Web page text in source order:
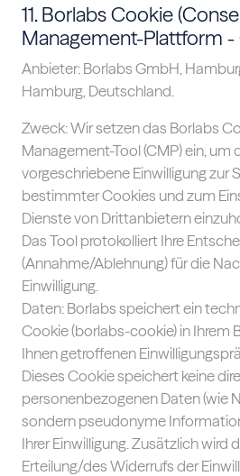
11. Borlabs Cookie
Management-Plattform -
Anbieter: Borlabs GmbH,
Hamburg, Deutschland.
Zweck: Wir setzen das Borlabs
Management-Tool (CMP) ein, um
vorgeschriebene Einwilligung zur
bestimmter Cookies und zum
Dienste von Drittanbietern
Das Tool protokolliert Ihre
(Annahme/Ablehnung) für die
Einwilligung.
Daten: Borlabs speichert ein
Cookie (borlabs-cookie) in Ihrem
Ihnen getroffenen
Dieses Cookie speichert keine
personenbezogenen Daten (wie
sondern pseudonyme
Ihrer Einwilligung. Zusätzlich wird
Erteilung/des Widerrufs der